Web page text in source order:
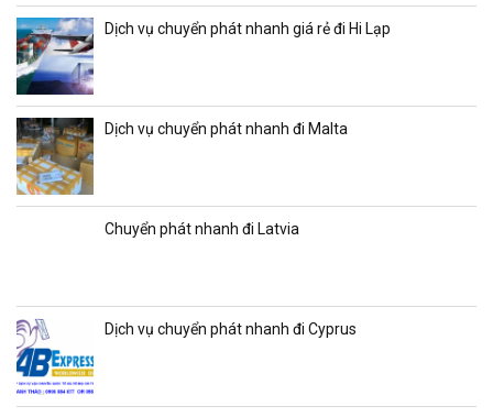
Dịch vụ chuyển phát nhanh giá rẻ đi Hi Lạp
Dịch vụ chuyển phát nhanh đi Malta
Chuyển phát nhanh đi Latvia
Dịch vụ chuyển phát nhanh đi Cyprus